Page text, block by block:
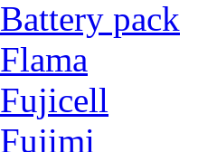
Battery pack
Flama
Fujicell
Fujimi